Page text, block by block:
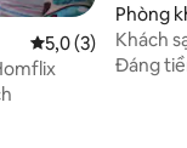
Xếp hạng trung
5,0 (3)
Phòng
Khách
Đáng